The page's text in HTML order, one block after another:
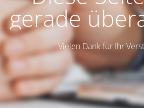
gerade
Vielen Dank für Ihr